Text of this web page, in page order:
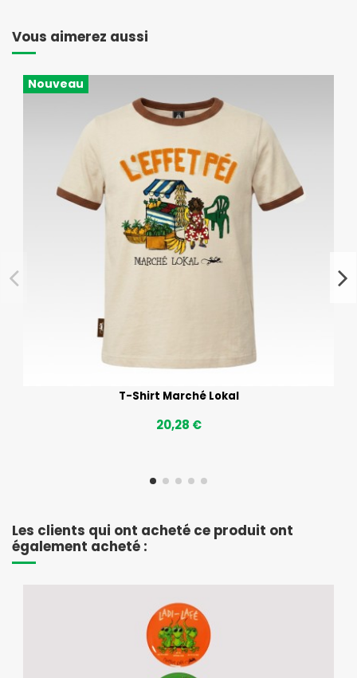
Vous aimerez aussi
Nouveau
T-Shirt Marché Lokal
20,28 €
Les clients qui ont acheté ce produit ont
également acheté :